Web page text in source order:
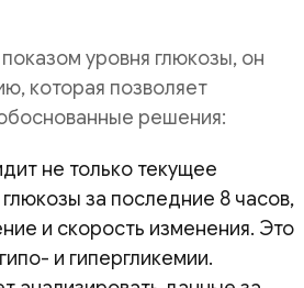
уровня глюкозы, он
которая позволяет
решения:
не только текущее
за последние 8 часов,
и скорость изменения. Это
и гипергликемии.